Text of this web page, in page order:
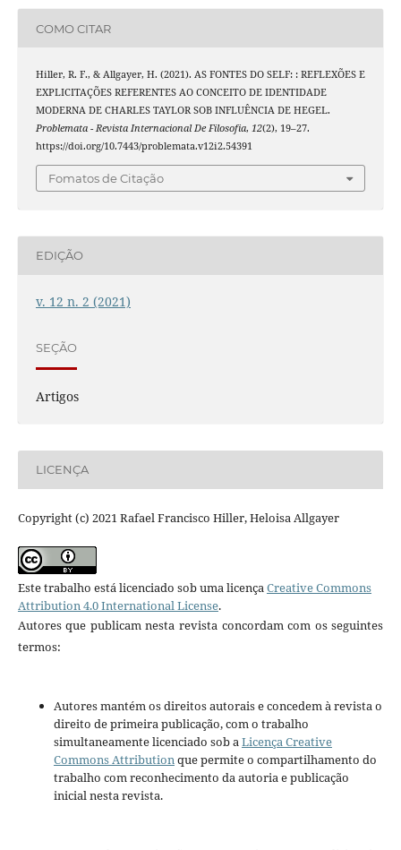
COMO CITAR
Hiller, R. F., & Allgayer, H. (2021). AS FONTES DO SELF: : REFLEXÕES E
EXPLICITAÇÕES REFERENTES AO CONCEITO DE IDENTIDADE
MODERNA DE CHARLES TAYLOR SOB INFLUÊNCIA DE HEGEL.
Problemata - Revista Internacional De Filosofia, 12(2), 19–27.
https://doi.org/10.7443/problemata.v12i2.54391
Fomatos de Citação
EDIÇÃO
v. 12 n. 2 (2021)
SEÇÃO
Artigos
LICENÇA
Copyright (c) 2021 Rafael Francisco Hiller, Heloisa Allgayer
Este trabalho está licenciado sob uma licençaCreative Commons
Attribution 4.0 International License.
Autores que publicam nesta revista concordam com os seguintes
termos:
Autores mantém os direitos autorais e concedem à revista o
direito de primeira publicação, com o trabalho
simultaneamente licenciado sob aLicença Creative
Commons Attributionque permite o compartilhamento do
trabalho com reconhecimento da autoria e publicação
inicial nesta revista.